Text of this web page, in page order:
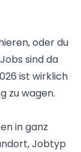
oder du
sind da
ist wirklich
zu wagen.
in ganz
Jobtyp